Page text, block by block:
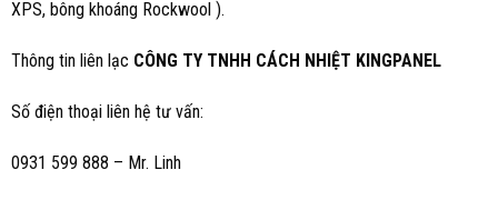
XPS, bông khoáng Rockwool ).
Thông tin liên lạc CÔNG TY TNHH CÁCH NHIỆT KINGPANEL
Số điện thoại liên hệ tư vấn:
0931 599 888 – Mr. Linh